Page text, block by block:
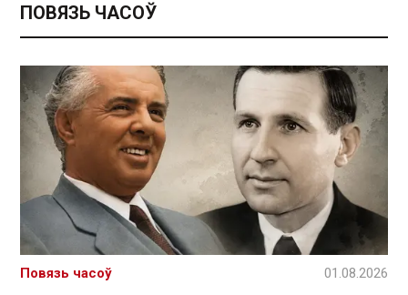
ПОВЯЗЬ ЧАСОЎ
Повязь часоў 01.08.2026